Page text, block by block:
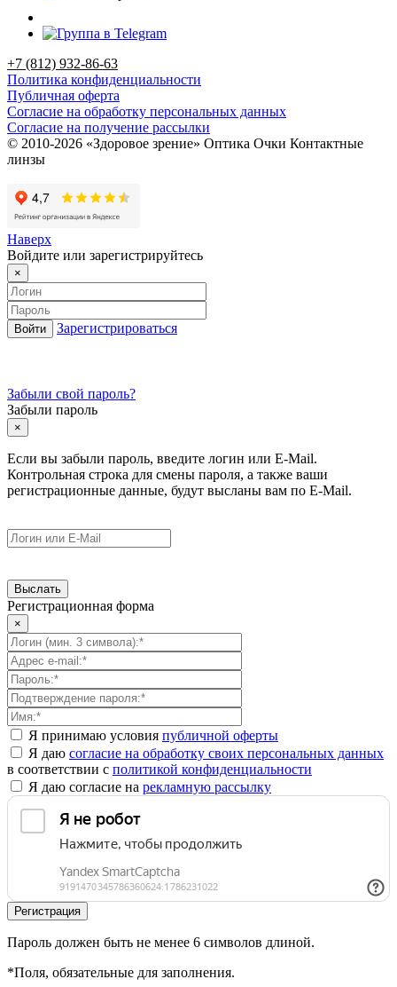
+7 (812) 932-86-63
Политика конфиденциальности
Публичная оферта
Согласие на обработку персональных данных
Согласие на получение рассылки
© 2010-2026 «Здоровое зрение» Оптика Очки Контактные
линзы
Наверх
Войдите или зарегистрируйтесь
×
Зарегистрироваться
Забыли свой пароль?
Забыли пароль
×
Если вы забыли пароль, введите логин или E-Mail.
Контрольная строка для смены пароля, а также ваши
регистрационные данные, будут высланы вам по E-Mail.
Регистрационная форма
×
Я принимаю условия публичной оферты
Я даю согласие на обработку своих персональных данных
в соответствии с политикой конфиденциальности
Я даю согласие на рекламную рассылку
Пароль должен быть не менее 6 символов длиной.
*Поля, обязательные для заполнения.